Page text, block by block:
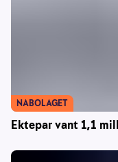
Ektepar vant 1,1
NABOLAGET